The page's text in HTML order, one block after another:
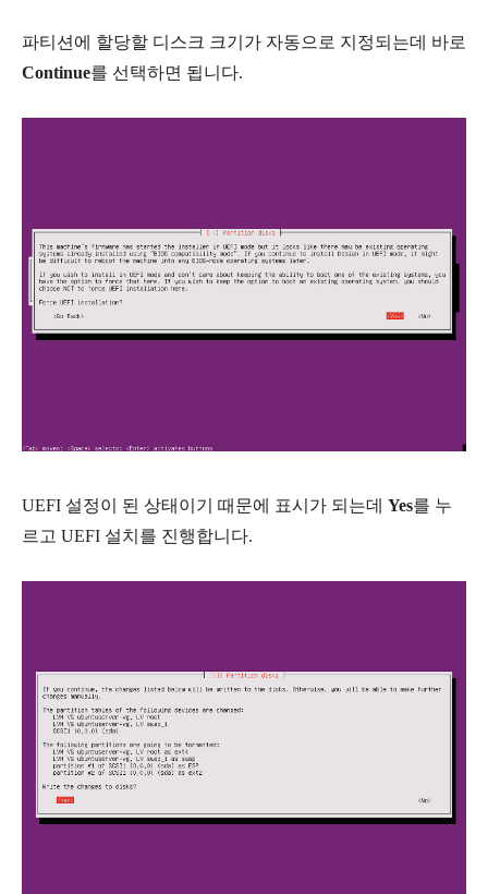
파티션에 할당할 디스크 크기가 자동으로 지정되는데 바로
Continue를 선택하면 됩니다.
UEFI 설정이 된 상태이기 때문에 표시가 되는데 Yes를 누
르고 UEFI 설치를 진행합니다.